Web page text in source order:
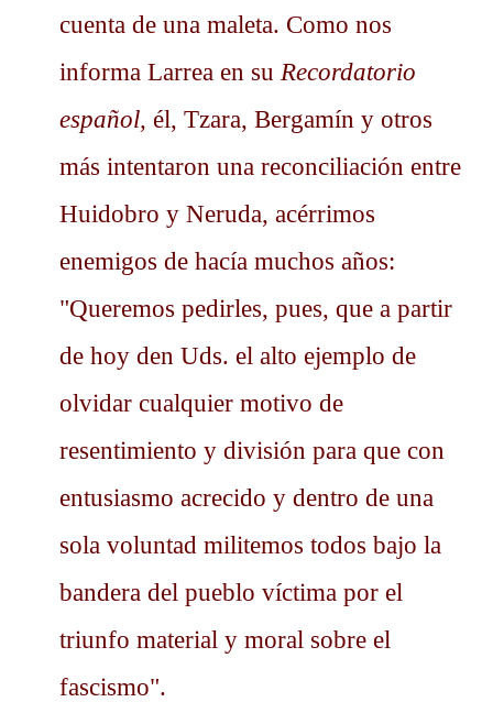
cuenta de una maleta. Como nos
informa Larrea en su Recordatorio
español, él, Tzara, Bergamín y otros
más intentaron una reconciliación entre
Huidobro y Neruda, acérrimos
enemigos de hacía muchos años:
"Queremos pedirles, pues, que a partir
de hoy den Uds. el alto ejemplo de
olvidar cualquier motivo de
resentimiento y división para que con
entusiasmo acrecido y dentro de una
sola voluntad militemos todos bajo la
bandera del pueblo víctima por el
triunfo material y moral sobre el
fascismo".